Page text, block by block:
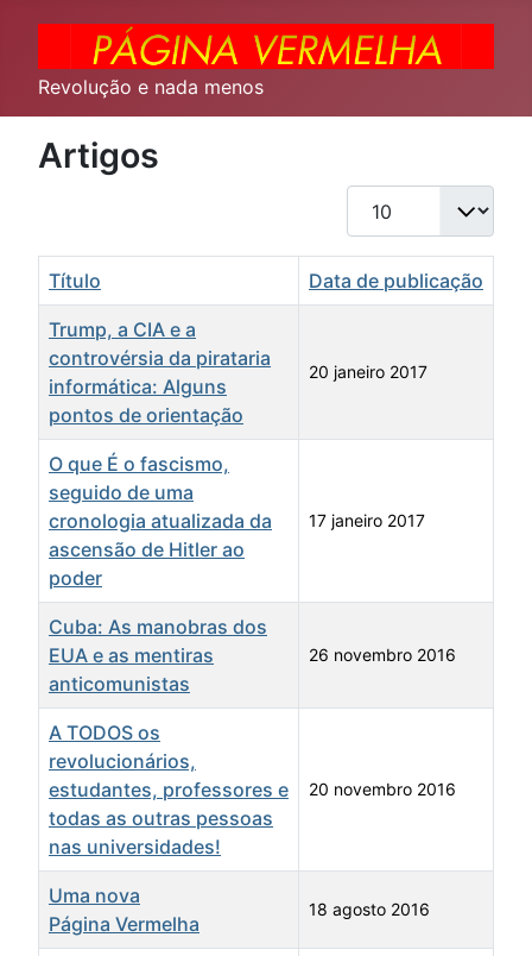
Revolução e nada menos
Artigos
Qtd. a exibir
Título Data de publicação
Trump, a CIA e a
controvérsia da pirataria
informática: Alguns
pontos de orientação
20 janeiro 2017
O que É o fascismo,
seguido de uma
cronologia atualizada da
ascensão de Hitler ao
poder
17 janeiro 2017
Cuba: As manobras dos
EUA e as mentiras
anticomunistas
26 novembro 2016
A TODOS os
revolucionários,
estudantes, professores e
todas as outras pessoas
nas universidades!
20 novembro 2016
Uma nova
Página Vermelha
18 agosto 2016